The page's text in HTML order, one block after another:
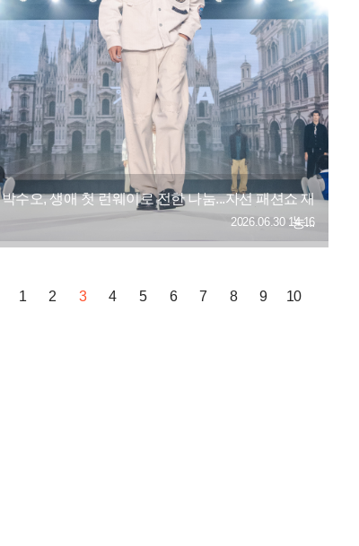
박수오, 생애 첫 런웨이로 전한 나눔...자선 패션쇼 재
능...
2026.06.30 14:16
1 2 3 4 5 6 7 8 9 10